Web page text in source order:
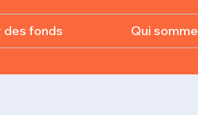
des fonds Qui